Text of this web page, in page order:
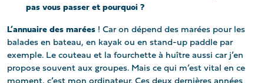
pas vous passer et pourquoi ?
L’annuaire des marées ! Car on dépend des marées pour les
balades en bateau, en kayak ou en stand-up paddle par
exemple. Le couteau et la fourchette à huître aussi car j’en
propose souvent aux groupes. Mais ce qui m’est vital en ce